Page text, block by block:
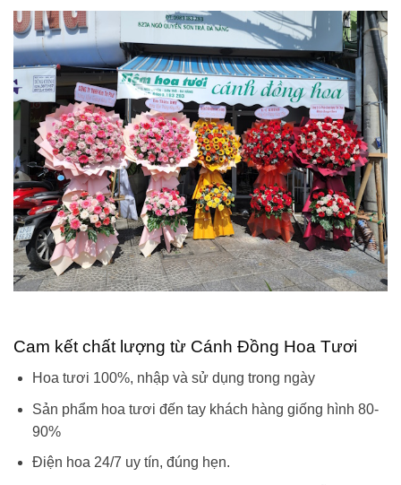
Cam kết chất lượng từ Cánh Đồng Hoa Tươi
Hoa tươi 100%, nhập và sử dụng trong ngày
Sản phẩm hoa tươi đến tay khách hàng giống hình 80-
90%
Điện hoa 24/7 uy tín, đúng hẹn.